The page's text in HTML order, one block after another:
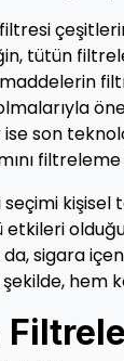
tütün
son
kişisel
etkileri
sigara
hem